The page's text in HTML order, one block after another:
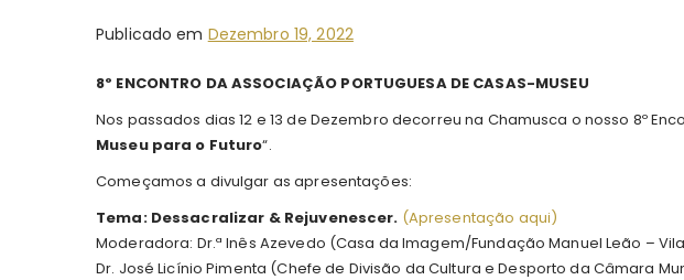
Publicado em Dezembro 19, 2022
8º ENCONTRO DA ASSOCIAÇÃO PORTUGUESA DE CASAS-MUSEU
Nos passados dias 12 e 13 de Dezembro decorreu na Chamusca o nosso 8º
Museu para o Futuro“.
Começamos a divulgar as apresentações:
Tema: Dessacralizar & Rejuvenescer. (Apresentação aqui)
Moderadora: Dr.ª Inês Azevedo (Casa da Imagem/Fundação Manuel Leão –
Dr. José Licínio Pimenta (Chefe de Divisão da Cultura e Desporto da Câmara